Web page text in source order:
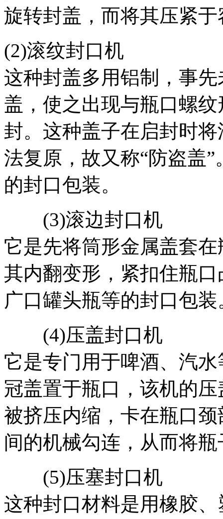
旋转封盖，而将其压紧
(2)滚纹封口机
这种封盖多用铝制，事
盖，使之出现与瓶口螺
封。这种盖子在启封时
法复原，故又称“防盗盖
的封口包装。
(3)滚边封口机
它是先将筒形金属盖套
其内翻变形，紧扣住瓶
广口罐头瓶等的封口包装
(4)压盖封口机
它是专门用于啤酒、汽
冠盖置于瓶口，该机的
被挤压内缩，卡在瓶口
间的机械勾连，从而将
(5)压塞封口机
这种封口材料是用橡胶